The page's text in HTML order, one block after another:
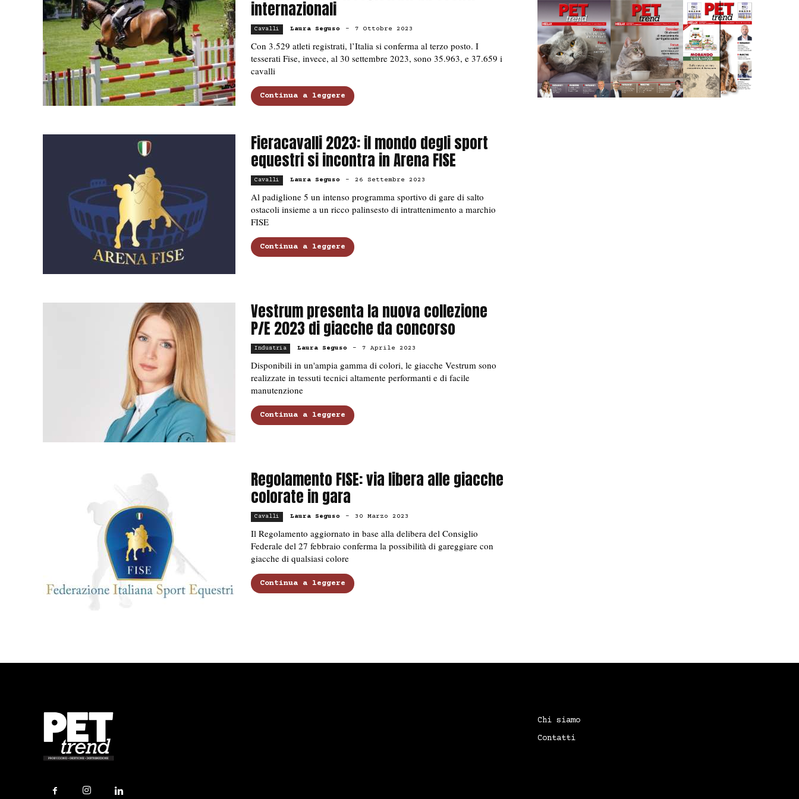
internazionali
Cavalli Laura Seguso - 7 Ottobre 2023
Con 3.529 atleti registrati, l’Italia si conferma al terzo posto. I
tesserati Fise, invece, al 30 settembre 2023, sono 35.963, e 37.659 i
cavalli
Continua a leggere
Fieracavalli 2023: il mondo degli sport
equestri si incontra in Arena FISE
Cavalli Laura Seguso - 26 Settembre 2023
Al padiglione 5 un intenso programma sportivo di gare di salto
ostacoli insieme a un ricco palinsesto di intrattenimento a marchio
FISE
Continua a leggere
Vestrum presenta la nuova collezione
P/E 2023 di giacche da concorso
Industria Laura Seguso - 7 Aprile 2023
Disponibili in un'ampia gamma di colori, le giacche Vestrum sono
realizzate in tessuti tecnici altamente performanti e di facile
manutenzione
Continua a leggere
Regolamento FISE: via libera alle giacche
colorate in gara
Cavalli Laura Seguso - 30 Marzo 2023
Il Regolamento aggiornato in base alla delibera del Consiglio
Federale del 27 febbraio conferma la possibilità di gareggiare con
giacche di qualsiasi colore
Continua a leggere
Chi siamo
Contatti